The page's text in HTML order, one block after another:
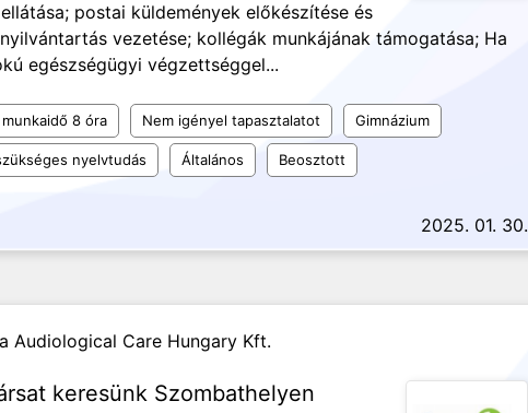
postai küldemények előkészítése és
vezetése; kollégák munkájának támogatása; Ha
egészségügyi végzettséggel...
8 óra Nem igényel tapasztalatot Gimnázium
nyelvtudás Általános Beosztott
2025. 01. 30.
Audiological Care Hungary Kft.
keresünk Szombathelyen